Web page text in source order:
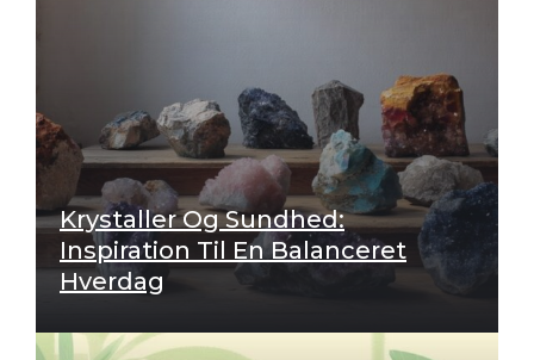
Krystaller Og Sundhed:
Inspiration Til En Balanceret
Hverdag